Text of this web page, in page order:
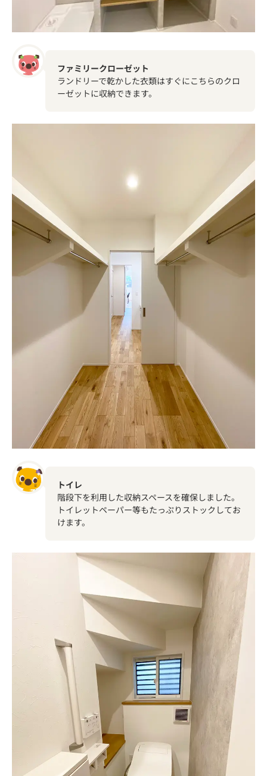
ファミリークローゼット
ランドリーで乾かした衣類はすぐにこちらのクロ
ーゼットに収納できます。
トイレ
階段下を利用した収納スペースを確保しました。
トイレットペーパー等もたっぷりストックしてお
けます。